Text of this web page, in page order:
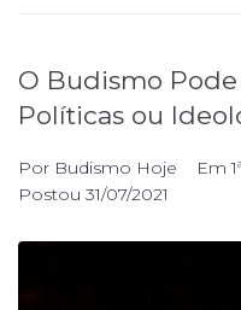
O Budismo
Políticas ou
Por Budismo Hoje Em
Postou 31/07/2021